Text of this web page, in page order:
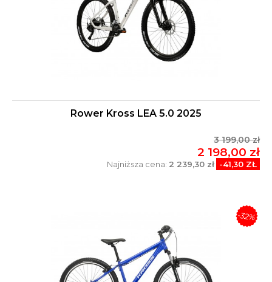
Rower Kross LEA 5.0 2025
3 199,00 zł
2 198,00 zł
Najniższa cena: 2 239,30 zł -41,30 ZŁ
-32%